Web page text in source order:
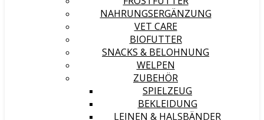
NAHRUNGSERGÄNZUNG
VET CARE
BIOFUTTER
SNACKS & BELOHNUNG
WELPEN
ZUBEHÖR
SPIELZEUG
BEKLEIDUNG
LEINEN & HALSBÄNDER